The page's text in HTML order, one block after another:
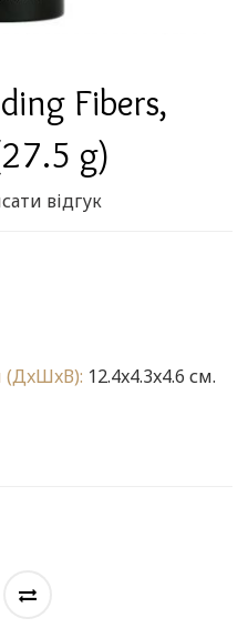
Fibers,
g)
відгук
(ДxШxВ): 12.4x4.3x4.6 см.